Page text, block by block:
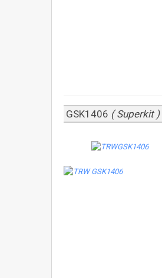
GSK1406 ( Superkit )